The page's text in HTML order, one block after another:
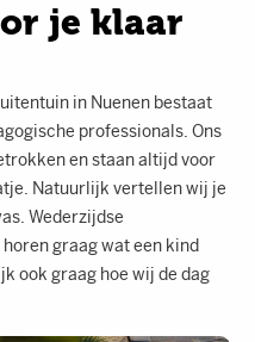
je klaar
in Nuenen bestaat
professionals. Ons
en staan altijd voor
Natuurlijk vertellen wij je
Wederzijdse
graag wat een kind
ook graag hoe wij de dag